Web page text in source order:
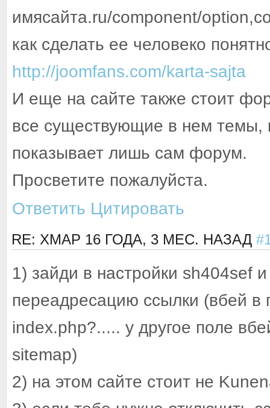
имясайта.ru/component/
как сделать ее человеко
http://joomfans.com/karta-sajta
И еще на сайте также стоит
все существующие в нем темы,
показывает лишь сам форум.
Просветите пожалуйста.
Ответить Цитировать
RE: XMAP 16 ГОДА, 3 МЕС. НАЗАД
1) зайди в настройки sh404sef
переадресацию ссылки (вбей в
index.php?..... у другое поле
sitemap)
2) на этом сайте стоит не